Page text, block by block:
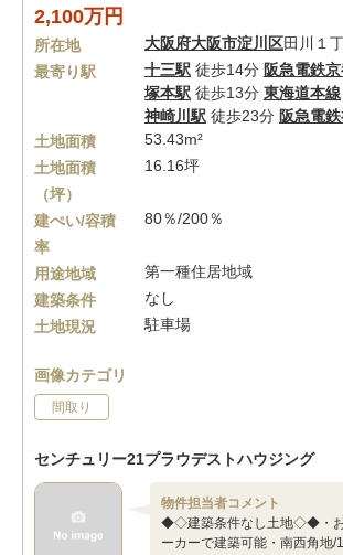
2,100万円
所在地 大阪府大阪市淀川区田川１
最寄り駅
十三駅 徒歩14分 阪急電鉄
塚本駅 徒歩13分 東海道本線
神崎川駅 徒歩23分 阪急電
土地面積
53.43m²
土地面積
（坪）
16.16坪
建ぺい/容積
率
80％/200％
用途地域
第一種住居地域
建築条件
なし
土地現況
駐車場
画像カテゴリ
間取り
センチュリー21プラウデストハウジング
物件担当者コメント
◆◇建築条件なし土地◇◆・お
ーカーで建築可能・南西角地/